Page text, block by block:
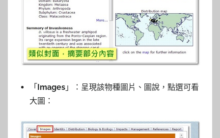
「Images 」：呈現該物種圖片、圖說，點選可看
大圖：